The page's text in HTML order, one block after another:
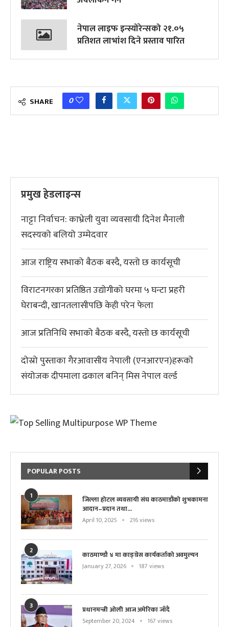
नेपाल लाइफ इन्स्योरेन्सको २१.०५
प्रतिशत लाभांश दिने प्रस्ताव पारित
SHARE 0
प्रमुख हेडलाइन्स
नाट्टा निर्वाचन: काभ्रेली युवा व्यवसायी दिनेश मैनाली
सदस्यको बलियो उम्मेदवार
आज राष्ट्रिय सभाको बैठक बस्दै, यस्तो छ कार्यसूची
विराटनगरका प्रतिष्ठित उद्योगीको घरमा ५ घन्टा प्रहरी
घेराबन्दी, खानतलासीपछि केही परेन फेला
आज प्रतिनिधि सभाको बैठक बस्दै, यस्तो छ कार्यसूची
दोस्रो पुस्ताका गैरआवासीय नेपाली (एनआरएन)हरूको
संयोजक दीपमाला ढकाल बनिन् मिस नेपाल वर्ल्ड
POPULAR POSTS
1
जिल्ला होटल व्यवसायी संघ काठमाडौंको शुभकामना
आदान–प्रदान तथा...
April 10, 2025 216 views
2 काठमाण्डौ ४ मा काङ्ग्रेस कार्यकर्ताको अवमुल्यन
January 27, 2026 187 views
3 प्रधानमन्त्री ओली आज अमेरिका जाँदै
September 20, 2024 167 views